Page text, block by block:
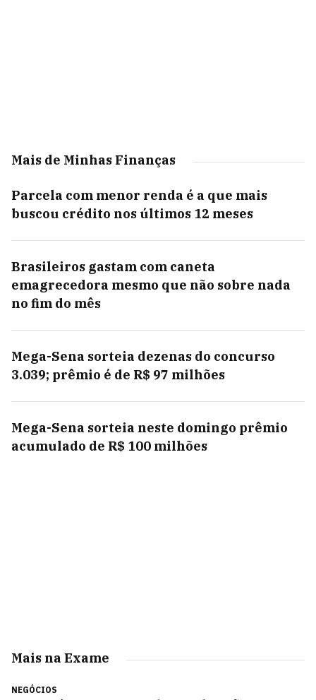
Mais de Minhas Finanças
Parcela com menor renda é a que mais
buscou crédito nos últimos 12 meses
Brasileiros gastam com caneta
emagrecedora mesmo que não sobre nada
no fim do mês
Mega-Sena sorteia dezenas do concurso
3.039; prêmio é de R$ 97 milhões
Mega-Sena sorteia neste domingo prêmio
acumulado de R$ 100 milhões
Mais na Exame
NEGÓCIOS